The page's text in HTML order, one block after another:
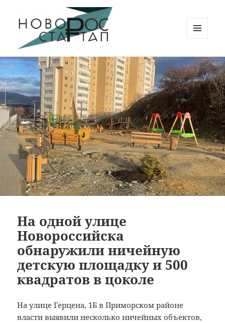
Новорос Стартап
ВИДЖЕТЫ
На одной улице
Новороссийска
обнаружили ничейную
детскую площадку и 500
квадратов в цоколе
На улице Герцена, 1Б в Приморском районе
власти выявили несколько ничейных объектов,